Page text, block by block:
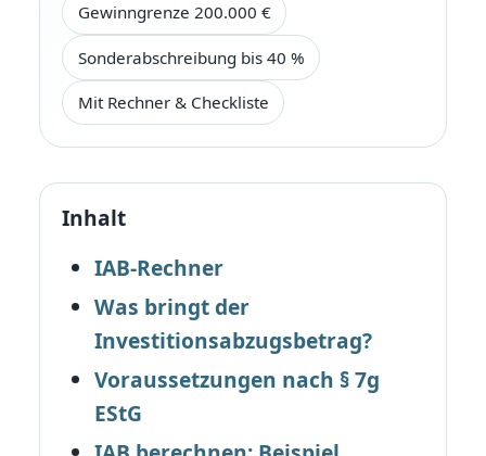
Gewinngrenze 200.000 €
Sonderabschreibung bis 40 %
Mit Rechner & Checkliste
Inhalt
IAB-Rechner
Was bringt der
Investitionsabzugsbetrag?
Voraussetzungen nach § 7g
EStG